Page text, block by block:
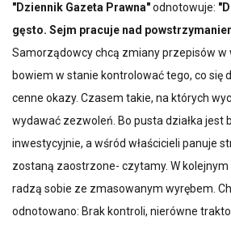
"Dziennik Gazeta Prawna"odnotowuje:
gęsto. Sejm pracuje nad
Samorządowcy chcą zmiany przepisów w
bowiem w stanie kontrolować tego, co się
cenne okazy. Czasem takie, na których
wydawać zezwoleń. Bo pusta działka jest
inwestycyjnie, a wśród właścicieli panuje
zostaną zaostrzone- czytamy. W kolejnym
radzą sobie ze zmasowanym wyrębem.
odnotowano: Brak kontroli, nierówne